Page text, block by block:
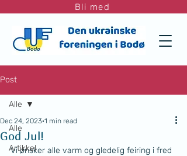
Bli med
Post
Alle
Artikkel
Alle
God Jul!
Dec 24, 2023 1 min read
Vi ønsker alle varm og gledelig feiring i fred